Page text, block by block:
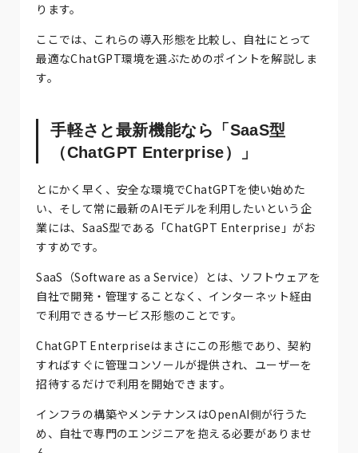
ります。
ここでは、これらの導入形態を比較し、自社にとって
最適なChatGPT環境を選ぶためのポイントを解説しま
す。
手軽さと最新機能なら「SaaS型
（ChatGPT Enterprise）」
とにかく早く、安全な環境でChatGPTを使い始めた
い、そして常に最新のAIモデルを利用したいという企
業には、SaaS型である「ChatGPT Enterprise」がお
すすめです。
SaaS（Software as a Service）とは、ソフトウェアを
自社で開発・管理することなく、インターネット経由
で利用できるサービス形態のことです。
ChatGPT Enterpriseはまさにこの形態であり、契約
すればすぐに管理コンソールが提供され、ユーザーを
招待するだけで利用を開始できます。
インフラの構築やメンテナンスはOpenAI側が行うた
め、自社で専門のエンジニアを抱える必要がありませ